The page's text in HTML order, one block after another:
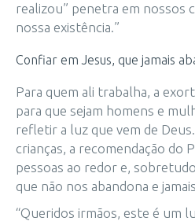
realizou” penetra em nossos
nossa existência.”
Confiar em Jesus, que jamais
Para quem ali trabalha, a
para que sejam homens e
refletir a luz que vem de
crianças, a recomendação do
pessoas ao redor e,
que não nos abandona e
“Queridos irmãos, este é um